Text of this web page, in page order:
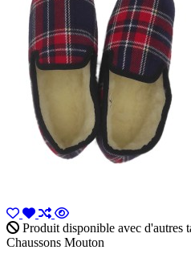
Produit disponible avec d'autres
Chaussons Mouton